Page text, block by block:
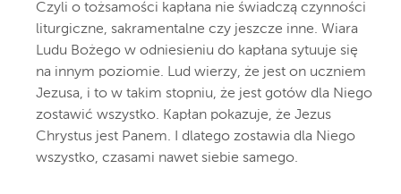
Czyli o tożsamości kapłana nie świadczą czynności
liturgiczne, sakramentalne czy jeszcze inne. Wiara
Ludu Bożego w odniesieniu do kapłana sytuuje się
na innym poziomie. Lud wierzy, że jest on uczniem
Jezusa, i to w takim stopniu, że jest gotów dla Niego
zostawić wszystko. Kapłan pokazuje, że Jezus
Chrystus jest Panem. I dlatego zostawia dla Niego
wszystko, czasami nawet siebie samego.